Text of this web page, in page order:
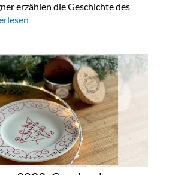
erzählen die Geschichte des
2022: Eine Flasche Moet